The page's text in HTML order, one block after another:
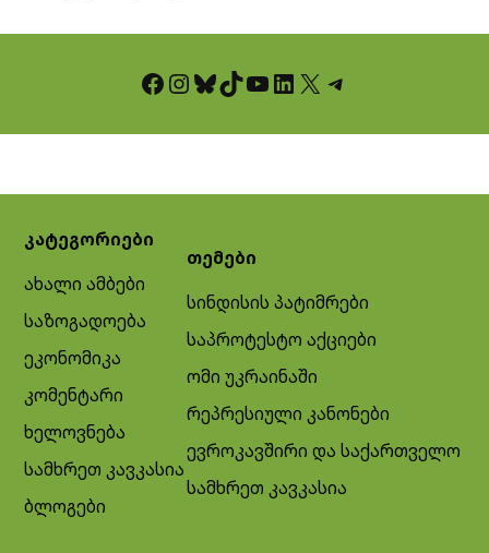
Facebook InstagramBluesky TikTok YouTube LinkedIn X Telegram
კატეგორიები
ახალი ამბები
საზოგადოება
ეკონომიკა
კომენტარი
ხელოვნება
სამხრეთ კავკასია
ბლოგები
თემები
სინდისის პატიმრები
საპროტესტო აქციები
ომი უკრაინაში
რეპრესიული კანონები
ევროკავშირი და საქართველო
სამხრეთ კავკასია